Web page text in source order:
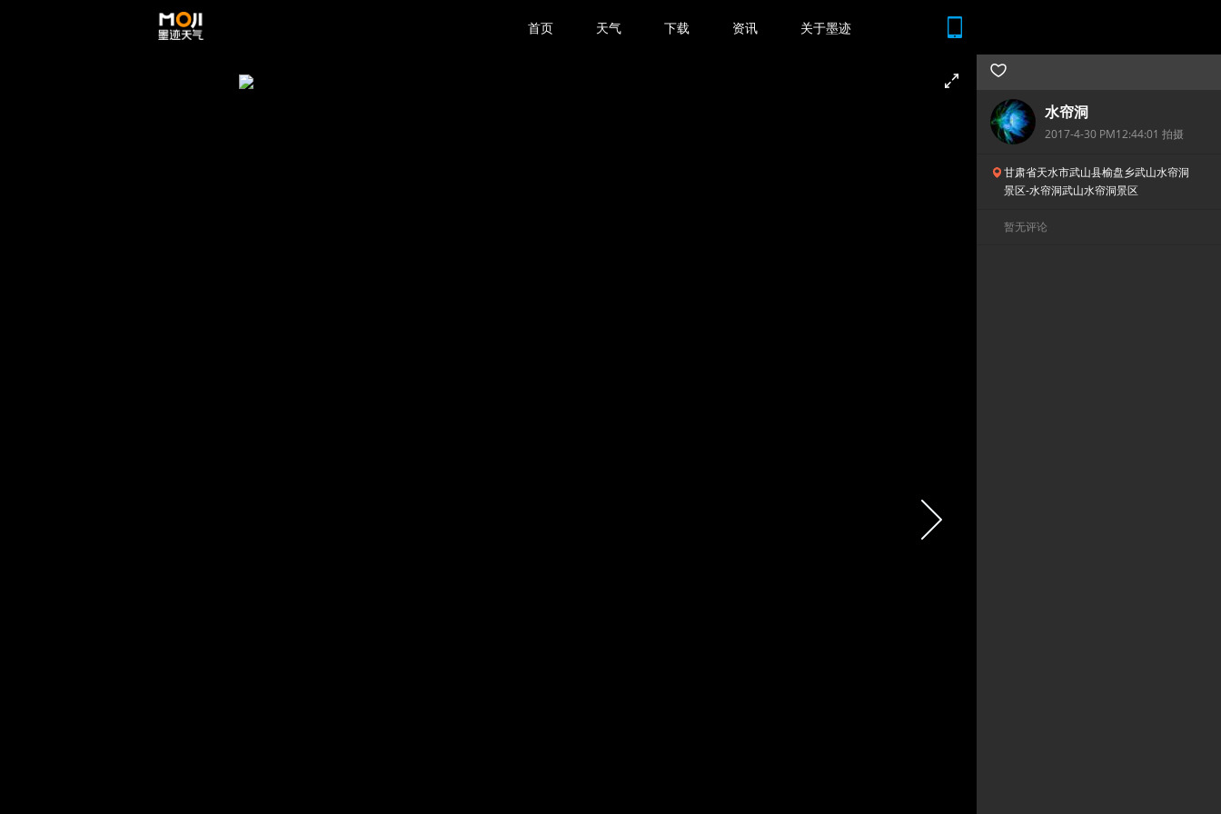
首页 天气 下载 资讯 关于墨迹
水帘洞
2017-4-30 PM12:44:01 拍摄
甘肃省天水市武山县榆盘乡武山水帘洞
景区-水帘洞武山水帘洞景区
暂无评论